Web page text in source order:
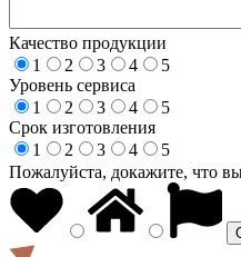
Качество продукции
1
2 3 4
5
Уровень сервиса
1
2 3 4
5
Срок изготовления
1
2 3 4
5
Пожалуйста, докажите, что